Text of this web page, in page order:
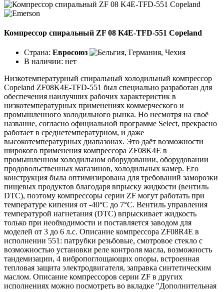
Компрессор спиральный ZF 08 K4E-TFD-551 Copeland
Страна: Евросоюз
В наличии: нет
Низкотемпературный спиральный холодильный компрессор
Copeland ZF08K4E-TFD-551 был специально разработан для
обеспечения наилучших рабочих характеристик в
низкотемпературных применениях коммерческого и
промышленного холодильного рынка. Но несмотря на своё
название, согласно официальной программе Select, прекрасно
работает в среднетемпературном, и даже
высокотемпературных диапазонах. Это даёт возможности
широкого применения компрессора ZF08K4E в
промышленном холодильном оборудовании, оборудовании
продовольственных магазинов, холодильных камер. Его
конструкция была оптимизирована для требований заморозки
пищевых продуктов благодаря впрыску жидкости (вентиль
DTC), поэтому компрессоры серии ZF могут работать при
температуре кипения от -40°C до 7°C. Вентиль управления
температурой нагнетания (DTC) впрыскивает жидкость
только при необходимости и поставляется заводом для
моделей от 3 до 6 л.с. Описание компрессора ZF08R4E в
исполнении 551: патрубки резьбовые, смотровое стекло с
возможностью установки реле контроля масла, возможность
тандемизации, 4 вибропоглощающих опоры, встроенная
тепловая защита электродвигателя, заправка синтетическим
маслом. Описание компрессоров серии ZF в других
исполнениях можно посмотреть во вкладке "Дополнительная